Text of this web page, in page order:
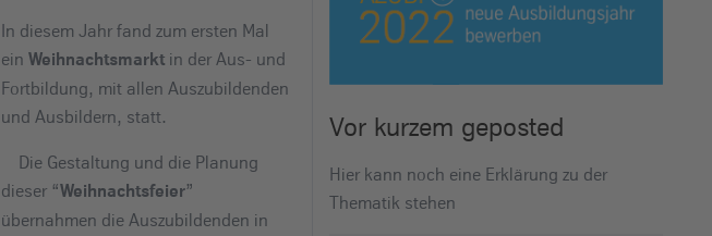
In diesem Jahr fand zum ersten Mal
ein Weihnachtsmarktin der Aus- und
Fortbildung, mit allen Auszubildenden
und Ausbildern, statt.
Die Gestaltung und die Planung
dieser “Weihnachtsfeier”
übernahmen die Auszubildenden in
Vor kurzem geposted
Hier kann noch eine Erklärung zu der
Thematik stehen